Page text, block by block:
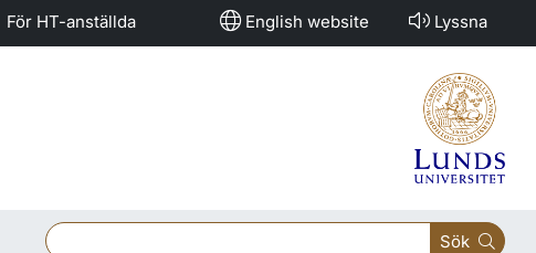
För HT-anställda English website Lyssna
Sök